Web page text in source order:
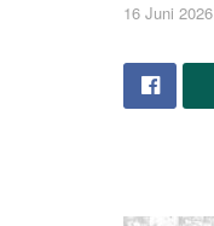
16 Juni 2026